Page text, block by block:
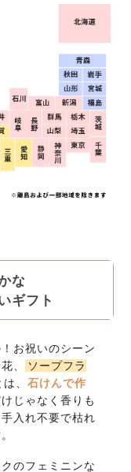
な
ギフト
お祝いのシーン
、
ソープフラ
、 石けんで作
じゃなく香りも
入れ不要で枯れ
のフェミニンな